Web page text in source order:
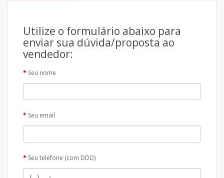
Utilize o formulário abaixo para
enviar sua dúvida/proposta ao
vendedor:
Seu nome
Seu email
Seu telefone (com DDD)